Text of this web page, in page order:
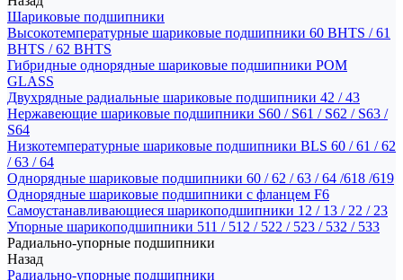
Шариковые подшипники
Высокотемпературные шариковые подшипники 60 BHTS / 61
BHTS / 62 BHTS
Гибридные однорядные шариковые подшипники POM
GLASS
Двухрядные радиальные шариковые подшипники 42 / 43
Нержавеющие шариковые подшипники S60 / S61 / S62 / S63 /
S64
Низкотемпературные шариковые подшипники BLS 60 / 61 / 62
/ 63 / 64
Однорядные шариковые подшипники 60 / 62 / 63 / 64 /618 /619
Однорядные шариковые подшипники с фланцем F6
Самоустанавливающиеся шарикоподшипники 12 / 13 / 22 / 23
Упорные шарикоподшипники 511 / 512 / 522 / 523 / 532 / 533
Радиально-упорные подшипники
Назад
Радиально-упорные подшипники